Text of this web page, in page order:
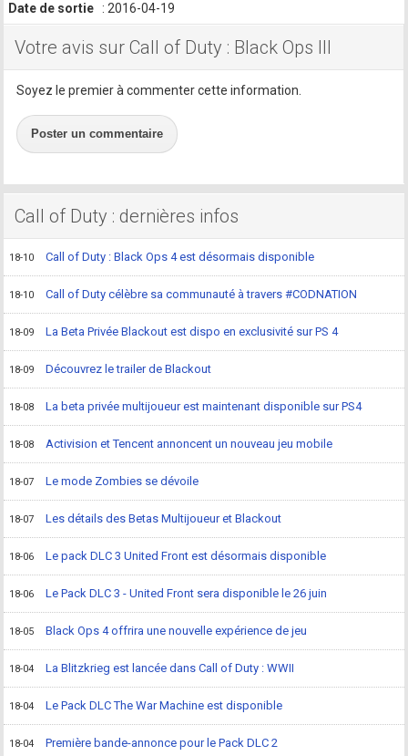
Date de sortie
: 2016-04-19
Votre avis sur Call of Duty : Black Ops III
Soyez le premier à commenter cette information.
Poster un commentaire
Call of Duty : dernières infos
18-10 Call of Duty : Black Ops 4 est désormais disponible
18-10 Call of Duty célèbre sa communauté à travers #CODNATION
18-09 La Beta Privée Blackout est dispo en exclusivité sur PS 4
18-09 Découvrez le trailer de Blackout
18-08 La beta privée multijoueur est maintenant disponible sur PS4
18-08 Activision et Tencent annoncent un nouveau jeu mobile
18-07 Le mode Zombies se dévoile
18-07 Les détails des Betas Multijoueur et Blackout
18-06 Le pack DLC 3 United Front est désormais disponible
18-06 Le Pack DLC 3 - United Front sera disponible le 26 juin
18-05 Black Ops 4 offrira une nouvelle expérience de jeu
18-04 La Blitzkrieg est lancée dans Call of Duty : WWII
18-04 Le Pack DLC The War Machine est disponible
18-04 Première bande-annonce pour le Pack DLC 2